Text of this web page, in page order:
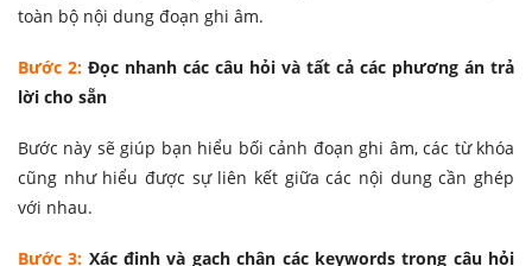
toàn bộ nội dung đoạn ghi âm.
Bước 2: Đọc nhanh các câu hỏi và tất cả các phương án trả
lời cho sẵn
Bước này sẽ giúp bạn hiểu bối cảnh đoạn ghi âm, các từ khóa
cũng như hiểu được sự liên kết giữa các nội dung cần ghép
với nhau.
Bước 3: Xác định và gạch chân các keywords trong câu hỏi